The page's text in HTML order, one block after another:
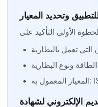
للتطبيق وتحديد المعيار
التي تعمل بالبطارية
ونوع البطارية